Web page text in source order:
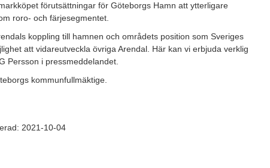
förutsättningar för Göteborgs Hamn att ytterligare
roro- och färjesegmentet.
koppling till hamnen och områdets position som Sveriges
att vidareutveckla övriga Arendal. Här kan vi erbjuda verklig
Persson i pressmeddelandet.
kommunfullmäktige.
2021-10-04